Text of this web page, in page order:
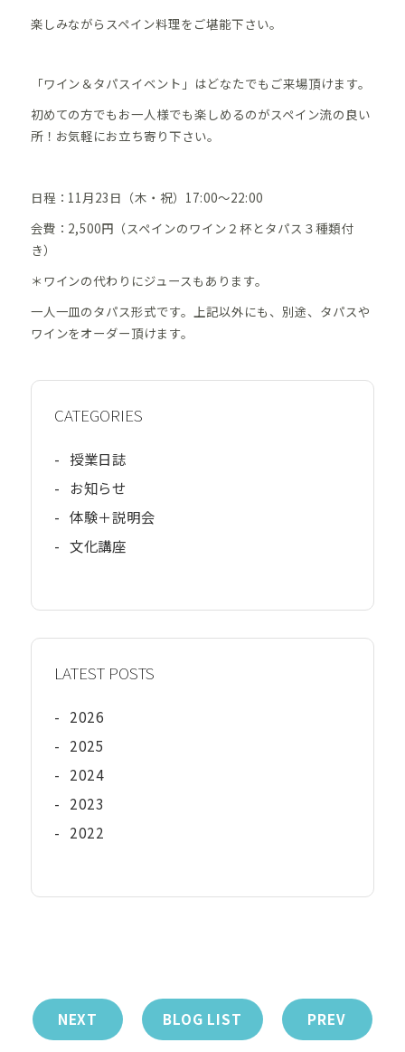
楽しみながらスペイン料理をご堪能下さい。
「ワイン＆タパスイベント」はどなたでもご来場頂けます。
初めての方でもお一人様でも楽しめるのがスペイン流の良い
所！ お気軽にお立ち寄り下さい。
日程：11月23日（木・祝）17:00～22:00
会費：2,500円（スペインのワイン２杯とタパス３種類付
き）
＊ワインの代わりにジュースもあります。
一人一皿のタパス形式です。
上記以外にも、別途、タパスや
ワインをオーダー頂けます。
CATEGORIES
- 授業日誌
- お知らせ
- 体験＋説明会
- 文化講座
LATEST POSTS
- 2026
- 2025
- 2024
- 2023
- 2022
NEXT BLOG LIST PREV